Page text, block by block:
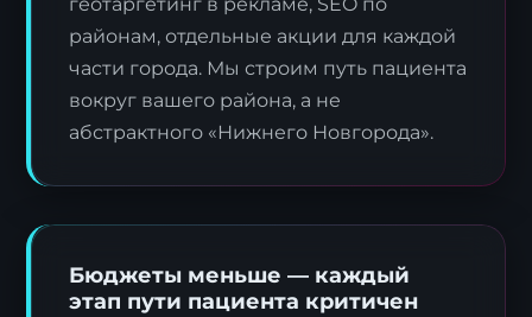
геотаргетинг в рекламе, SEO по
районам, отдельные акции для каждой
части города. Мы строим путь пациента
вокруг вашего района, а не
абстрактного «Нижнего Новгорода».
Бюджеты меньше — каждый
этап пути пациента критичен